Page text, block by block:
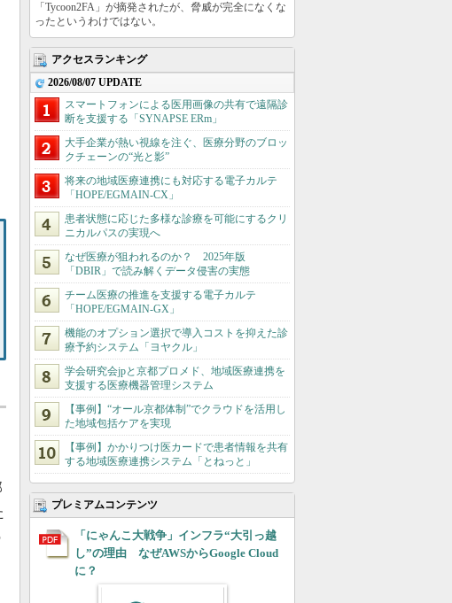
「Tycoon2FA」が摘発されたが、脅威が完全になくな
ったというわけではない。
アクセスランキング
2026/08/07 UPDATE
スマートフォンによる医用画像の共有で遠隔診
断を支援する「SYNAPSE ERm」
大手企業が熱い視線を注ぐ、医療分野のブロッ
クチェーンの“光と影”
将来の地域医療連携にも対応する電子カルテ
「HOPE/EGMAIN-CX」
患者状態に応じた多様な診療を可能にするクリ
ニカルパスの実現へ
なぜ医療が狙われるのか？ 2025年版
「DBIR」で読み解くデータ侵害の実態
チーム医療の推進を支援する電子カルテ
「HOPE/EGMAIN-GX」
機能のオプション選択で導入コストを抑えた診
療予約システム「ヨヤクル」
学会研究会jpと京都プロメド、地域医療連携を
支援する医療機器管理システム
【事例】“オール京都体制”でクラウドを活用し
た地域包括ケアを実現
【事例】かかりつけ医カードで患者情報を共有
する地域医療連携システム「とねっと」
プレミアムコンテンツ
「にゃんこ大戦争」インフラ“大引っ越
し”の理由 なぜAWSからGoogle Cloud
に？